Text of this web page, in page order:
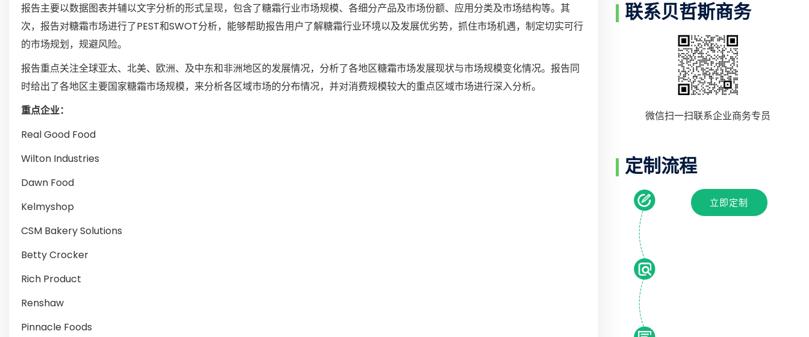
报告主要以数据图表并辅以文字分析的形式呈现，包含了糖霜行业市场规模、各细分产品及市场份额、应用分类及市场结构等。其
次，报告对糖霜市场进行了PEST和SWOT分析，能够帮助报告用户了解糖霜行业环境以及发展优劣势，抓住市场机遇，制定切实可行
的市场规划，规避风险。
报告重点关注全球亚太、北美、欧洲、及中东和非洲地区的发展情况，分析了各地区糖霜市场发展现状与市场规模变化情况。报告同
时给出了各地区主要国家糖霜市场规模，来分析各区域市场的分布情况，并对消费规模较大的重点区域市场进行深入分析。
重点企业：
Real Good Food
Wilton Industries
Dawn Food
Kelmyshop
CSM Bakery Solutions
Betty Crocker
Rich Product
Renshaw
Pinnacle Foods
联系贝哲斯商务
微信扫一扫联系企业商务专员
定制流程
立即定制